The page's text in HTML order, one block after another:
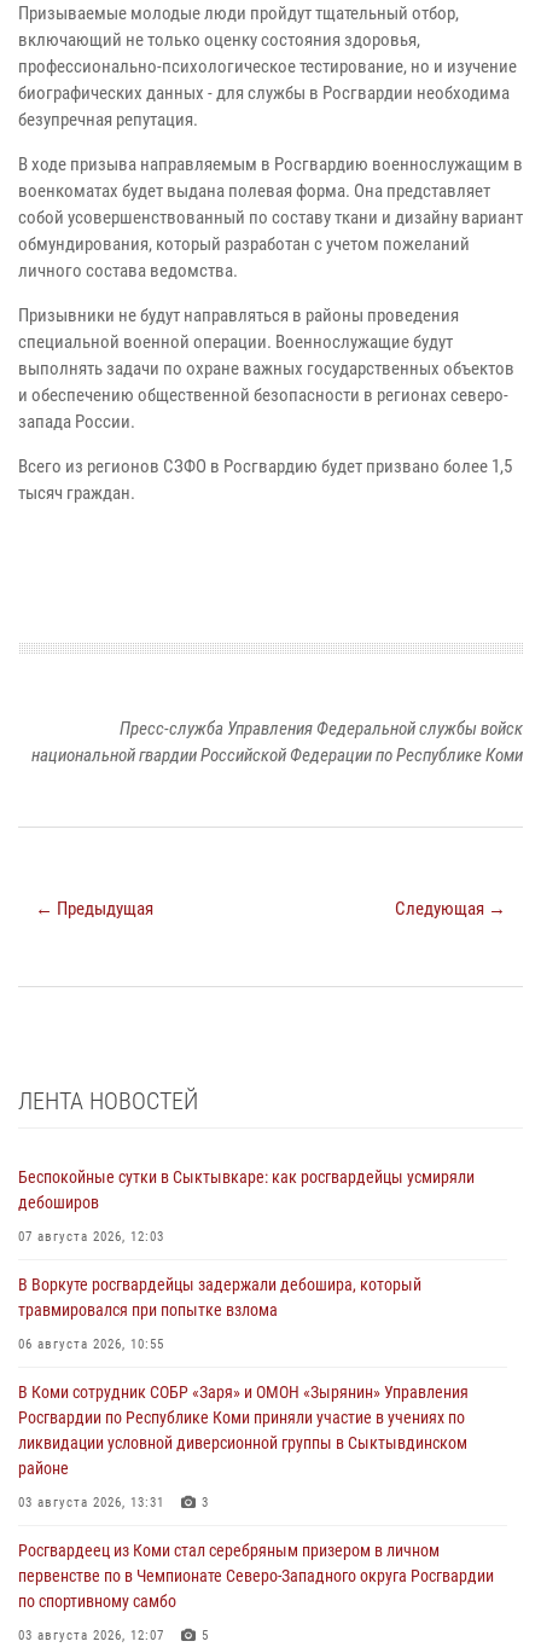
Призываемые молодые люди пройдут тщательный отбор,
включающий не только оценку состояния здоровья,
профессионально-психологическое тестирование, но и изучение
биографических данных - для службы в Росгвардии необходима
безупречная репутация.
В ходе призыва направляемым в Росгвардию военнослужащим в
военкоматах будет выдана полевая форма. Она представляет
собой усовершенствованный по составу ткани и дизайну вариант
обмундирования, который разработан с учетом пожеланий
личного состава ведомства.
Призывники не будут направляться в районы проведения
специальной военной операции. Военнослужащие будут
выполнять задачи по охране важных государственных объектов
и обеспечению общественной безопасности в регионах северо-
запада России.
Всего из регионов СЗФО в Росгвардию будет призвано более 1,5
тысяч граждан.
Пресс-служба Управления Федеральной службы войск
национальной гвардии Российской Федерации по Республике Коми
← Предыдущая Следующая →
ЛЕНТА НОВОСТЕЙ
Беспокойные сутки в Сыктывкаре: как росгвардейцы усмиряли
дебоширов
07 августа 2026, 12:03
В Воркуте росгвардейцы задержали дебошира, который
травмировался при попытке взлома
06 августа 2026, 10:55
В Коми сотрудник СОБР «Заря» и ОМОН «Зырянин» Управления
Росгвардии по Республике Коми приняли участие в учениях по
ликвидации условной диверсионной группы в Сыктывдинском
районе
03 августа 2026, 13:31 3
Росгвардеец из Коми стал серебряным призером в личном
первенстве по в Чемпионате Северо-Западного округа Росгвардии
по спортивному самбо
03 августа 2026, 12:07 5